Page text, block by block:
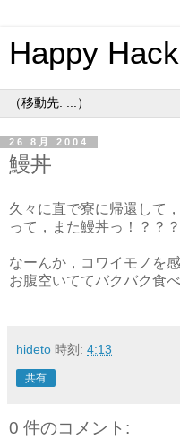
Happy
26 8月 2004
鰻丼
久々に直で寮に帰還して
って，また鰻丼っ！？？
なーんか，コワイモノを
お腹空いててバクバク食
hideto 時刻: 4:13
共有
0 件のコメント: